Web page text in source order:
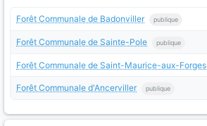
Forêt Communale de Badonviller publique
Forêt Communale de Sainte-Pole publique
Forêt Communale de Saint-Maurice-aux-Forges
Forêt Communale d'Ancerviller publique